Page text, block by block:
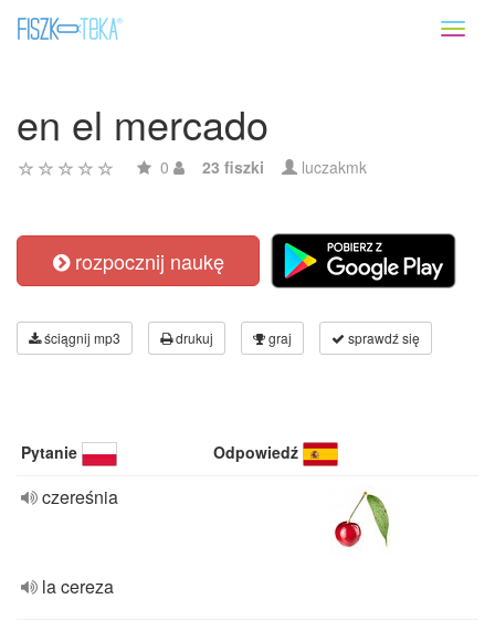
en el mercado
0 23 fiszki luczakmk
rozpocznij naukę
ściągnij mp3 drukuj graj sprawdź się
Pytanie Odpowiedź
czereśnia
la cereza